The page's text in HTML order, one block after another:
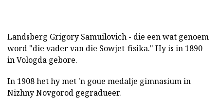
Landsberg Grigory Samuilovich - die een wat genoem
word "die vader van die Sowjet-fisika." Hy is in 1890
in Vologda gebore.
In 1908 het hy met 'n goue medalje gimnasium in
Nizhny Novgorod gegradueer.